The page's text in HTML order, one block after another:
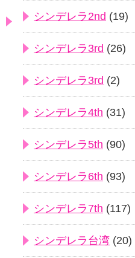
シンデレラ2nd (19)
シンデレラ3rd (26)
シンデレラ3rd (2)
シンデレラ4th (31)
シンデレラ5th (90)
シンデレラ6th (93)
シンデレラ7th (117)
シンデレラ台湾 (20)